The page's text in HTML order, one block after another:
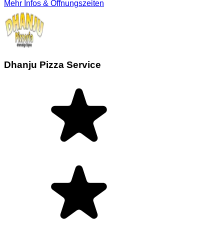
Mehr Infos & Öffnungszeiten
Dhanju Pizza Service